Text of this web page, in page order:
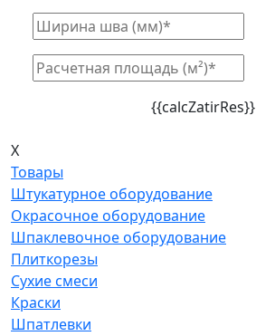
{{calcZatirRes}}
X
Товары
Штукатурное оборудование
Окрасочное оборудование
Шпаклевочное оборудование
Плиткорезы
Сухие смеси
Краски
Шпатлевки